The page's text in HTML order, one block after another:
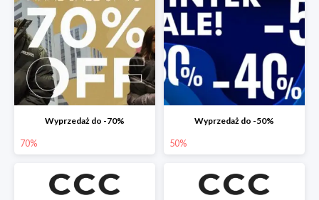
Wyprzedaż do -70%
70%
Wyprzedaż do -50%
50%